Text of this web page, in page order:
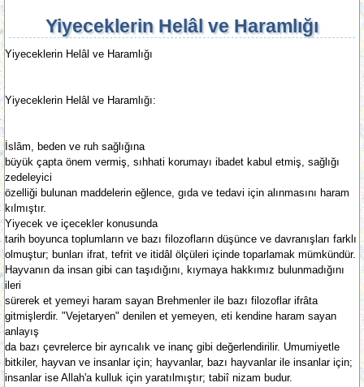
Yiyeceklerin Helâl ve Haramlığı
Yiyeceklerin Helâl ve Haramlığı
Yiyeceklerin Helâl ve Haramlığı:
İslâm, beden ve ruh sağlığına
büyük çapta önem vermiş, sıhhati korumayı ibadet kabul etmiş, sağlığı
zedeleyici
özelliği bulunan maddelerin eğlence, gıda ve tedavi için alınmasını haram
kılmıştır.
Yiyecek ve içecekler konusunda
tarih boyunca toplumların ve bazı filozofların düşünce ve davranışları farklı
olmuştur; bunları ifrat, tefrit ve itidâl ölçüleri içinde toparlamak mümkündür.
Hayvanın da insan gibi can taşıdığını, kıymaya hakkımız bulunmadığını
ileri
sürerek et yemeyi haram sayan Brehmenler ile bazı filozoflar ifrâta
gitmişlerdir. "Vejetaryen" denilen et yemeyen, eti kendine haram sayan
anlayış
da bazı çevrelerce bir ayrıcalık ve inanç gibi değerlendirilir. Umumiyetle
bitkiler, hayvan ve insanlar için; hayvanlar, bazı hayvanlar ile insanlar için;
insanlar ise Allah'a kulluk için yaratılmıştır; tabiî nizam budur.